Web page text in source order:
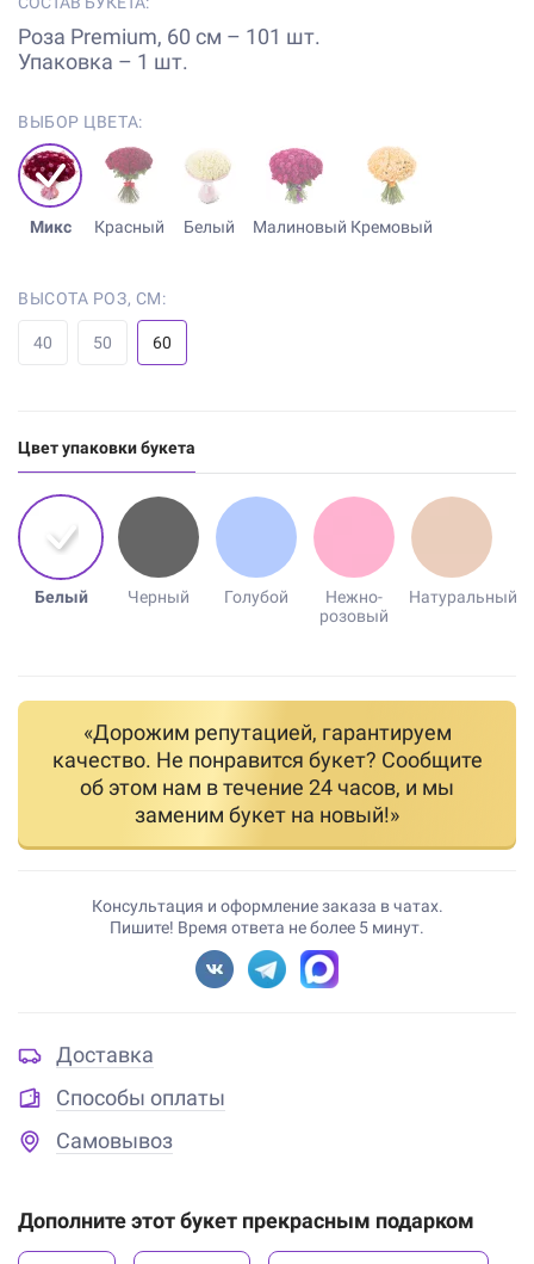
Роза Premium, 60 см – 101 шт.
Упаковка – 1 шт.
ВЫБОР ЦВЕТА:
Микс Красный Белый Малиновый Кремовый
ВЫСОТА РОЗ, СМ:
40 50 60
Цвет упаковки букета
Белый Черный Голубой
Нежно-
розовый
Натуральный
«Дорожим репутацией, гарантируем
качество. Не понравится букет? Сообщите
об этом нам в течение 24 часов, и мы
заменим букет на новый!»
Консультация и оформление заказа в чатах.
Пишите! Время ответа не более 5 минут.
Доставка
Способы оплаты
Самовывоз
Дополните этот букет прекрасным подарком